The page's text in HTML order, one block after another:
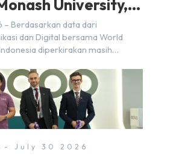
University,
– Berdasarkan data dari
dan Digital bersama World
diperkirakan masih
600 ribu tenaga digital baru
mendukung percepatan
berbagai sektor strategis.
pengembangan sumber
- July 30 2026